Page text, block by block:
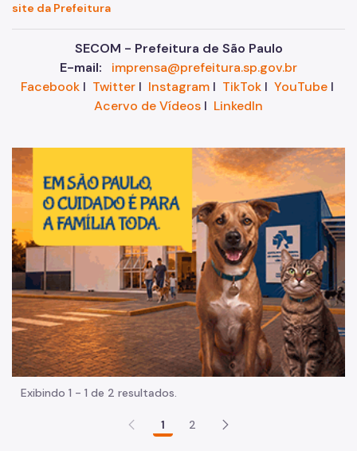
site da Prefeitura
SECOM - Prefeitura de São Paulo
E-mail:
imprensa@prefeitura.sp.gov.br
FacebookI TwitterI InstagramI TikTokI YouTubeI
Acervo de Vídeos I LinkedIn
Exibindo 1 - 1 de 2 resultados.
1 2